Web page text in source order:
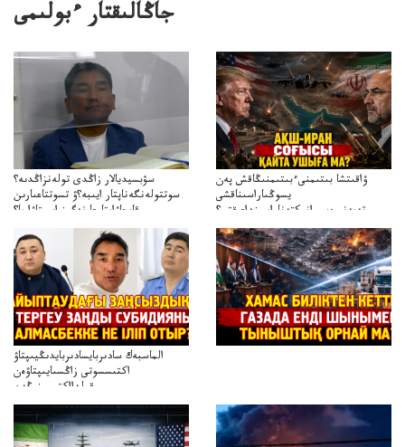
جاڭالىقتار ءبولىمى
سۋبسيديالار زاڭدى تولەنزاڭدىە؟
سوتتولەنگەناپتار ايىبە؟ۋ تسوتتاعىارىن
قايجاۋاپتارعا نەگىز ايىپتاۋا ما؟
تۇجىرىمدارىنقايتاقاراۋعانەگىزبولاالاما؟
ۋاقىتشا بىتىمنىءبىتىمنىڭاقش پەن
يسوڭىاراسىناقشى
تەپەنىرەسيرانىكتەناراسىنداعىقتى؟
تەكەتىرەسنەلىكتەنقايتاۋشىقتى؟
الماسبەك سادىربايسادىربايدىڭيىپتاۋ
اكتىسسوتى زاڭسىايىپتاۋەن
قولدااكتىسىنىڭەن
ميلليونزاڭسىزدىعىمەنقولدانوسىرىلگەنميلليوندار